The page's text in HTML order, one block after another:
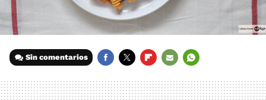
Sin comentarios
MAIL